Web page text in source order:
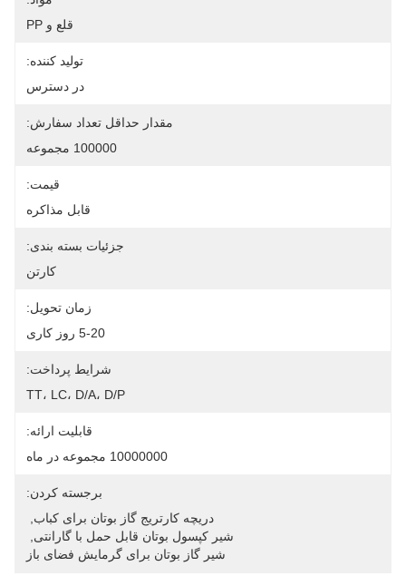
قلع و PP
تولید کننده:
در دسترس
مقدار حداقل تعداد سفارش:
100000 مجموعه
قیمت:
قابل مذاکره
جزئیات بسته بندی:
کارتن
زمان تحویل:
5-20 روز کاری
شرایط پرداخت:
TT، LC، D/A، D/P
قابلیت ارائه:
10000000 مجموعه در ماه
برجسته کردن:
دریچه کارتریج گاز بوتان برای کباب
شیر کپسول بوتان قابل حمل با گارانتی
شیر گاز بوتان برای گرمایش فضای باز